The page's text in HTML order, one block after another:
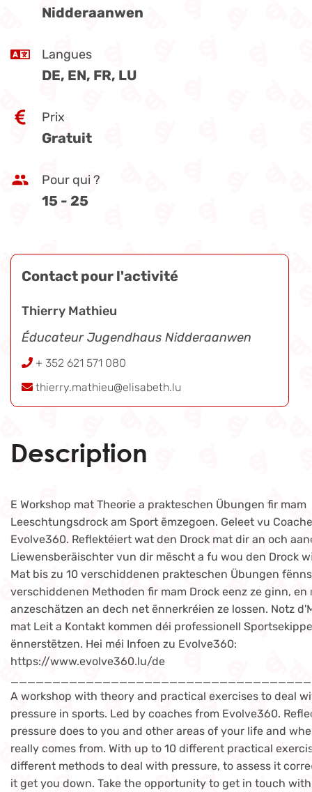
Nidderaanwen
Langues
DE, EN, FR, LU
Prix
Gratuit
Pour qui ?
15 - 25
Contact pour l'activité
Thierry Mathieu
Éducateur Jugendhaus Nidderaanwen
+ 352 621 571 080
thierry.mathieu@elisabeth.lu
Description
E Workshop mat Theorie a prakteschen Übungen fir mam
Leeschtungsdrock am Sport ëmzegoen. Geleet vu
Evolve360. Reflektéiert wat den Drock mat dir an och
Liewensberäischter vun dir mëscht a fu wou den Drock
Mat bis zu 10 verschiddenen prakteschen Übungen
verschiddenen Methoden fir mam Drock eenz ze ginn, en
anzeschätzen an dech net ënnerkréien ze lossen. Notz
mat Leit a Kontakt kommen déi professionell
ënnerstëtzen. Hei méi Infoen zu Evolve360:
https://www.evolve360.lu/de
A workshop with theory and practical exercises to deal
pressure in sports. Led by coaches from Evolve360.
pressure does to you and other areas of your life and
really comes from. With up to 10 different practical
different methods to deal with pressure, to assess it
it get you down. Take the opportunity to get in touch